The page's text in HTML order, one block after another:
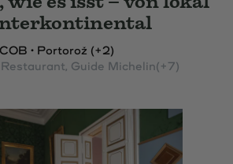
COB • Portorož (+2)
Restaurant, Guide Michelin(+7)